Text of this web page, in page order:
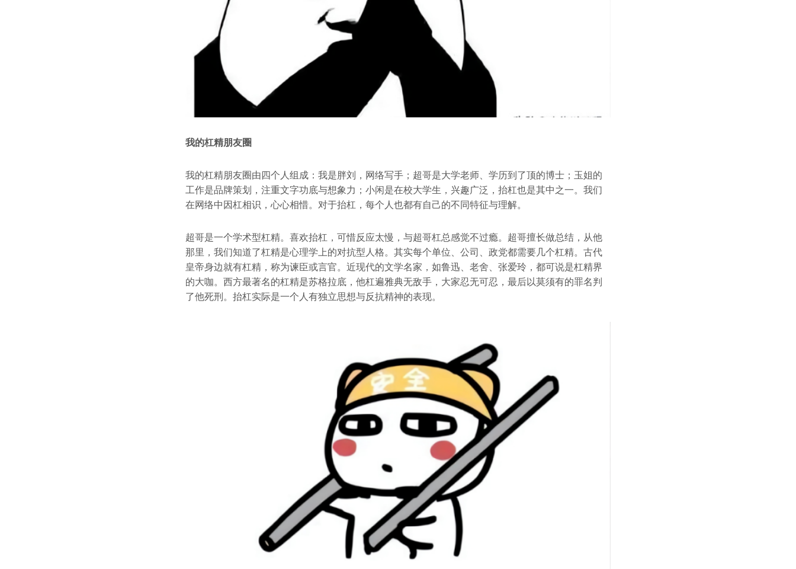
我的杠精朋友圈
我的杠精朋友圈由四个人组成：我是胖刘，网络写手；超哥是大学老师、学历到了顶的博士；玉姐的
工作是品牌策划，注重文字功底与想象力；小闲是在校大学生，兴趣广泛，抬杠也是其中之一。我们
在网络中因杠相识，心心相惜。对于抬杠，每个人也都有自己的不同特征与理解。
超哥是一个学术型杠精。喜欢抬杠，可惜反应太慢，与超哥杠总感觉不过瘾。超哥擅长做总结，从他
那里，我们知道了杠精是心理学上的对抗型人格。其实每个单位、公司、政党都需要几个杠精。古代
皇帝身边就有杠精，称为谏臣或言官。近现代的文学名家，如鲁迅、老舍、张爱玲，都可说是杠精界
的大咖。西方最著名的杠精是苏格拉底，他杠遍雅典无敌手，大家忍无可忍，最后以莫须有的罪名判
了他死刑。抬杠实际是一个人有独立思想与反抗精神的表现。